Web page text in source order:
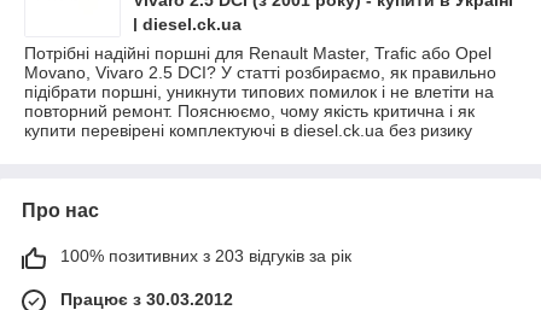
| diesel.ck.ua
Потрібні надійні поршні для Renault Master, Trafic або Opel
Movano, Vivaro 2.5 DCI? У статті розбираємо, як правильно
підібрати поршні, уникнути типових помилок і не влетіти на
повторний ремонт. Пояснюємо, чому якість критична і як
купити перевірені комплектуючі в diesel.ck.ua без ризику
Про нас
100% позитивних з 203 відгуків за рік
Працює з 30.03.2012